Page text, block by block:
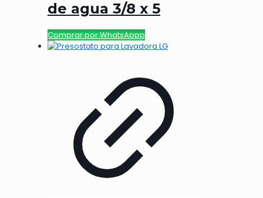
de agua 3/8 x 5
Comprar por WhatsAppp